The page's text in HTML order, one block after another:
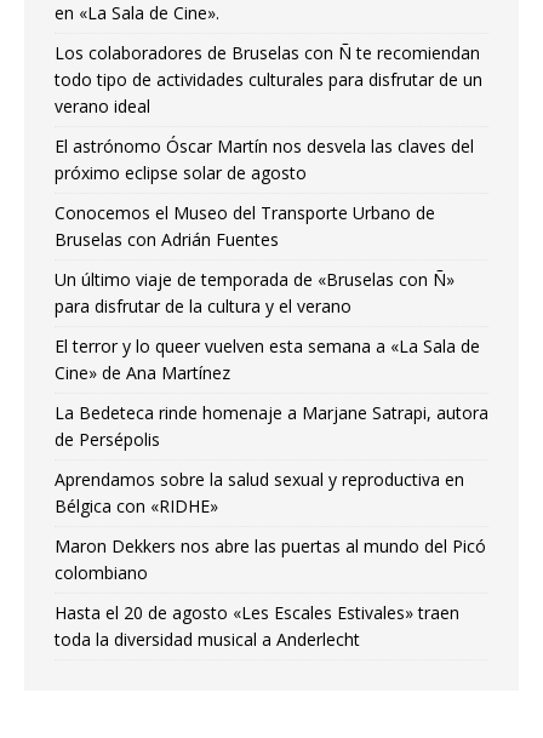
en «La Sala de Cine».
Los colaboradores de Bruselas con Ñ te recomiendan
todo tipo de actividades culturales para disfrutar de un
verano ideal
El astrónomo Óscar Martín nos desvela las claves del
próximo eclipse solar de agosto
Conocemos el Museo del Transporte Urbano de
Bruselas con Adrián Fuentes
Un último viaje de temporada de «Bruselas con Ñ»
para disfrutar de la cultura y el verano
El terror y lo queer vuelven esta semana a «La Sala de
Cine» de Ana Martínez
La Bedeteca rinde homenaje a Marjane Satrapi, autora
de Persépolis
Aprendamos sobre la salud sexual y reproductiva en
Bélgica con «RIDHE»
Maron Dekkers nos abre las puertas al mundo del Picó
colombiano
Hasta el 20 de agosto «Les Escales Estivales» traen
toda la diversidad musical a Anderlecht